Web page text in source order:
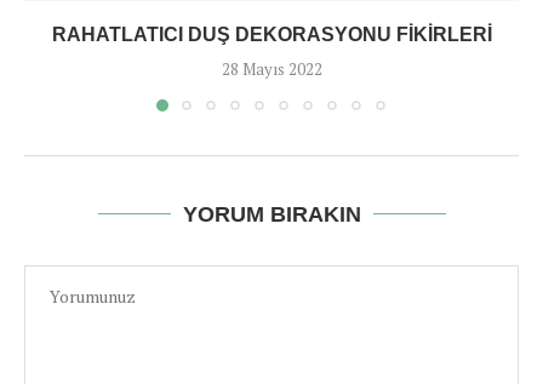
RAHATLATICI DUŞ DEKORASYONU FIKIRLERI
28 Mayıs 2022
YORUM BIRAKIN